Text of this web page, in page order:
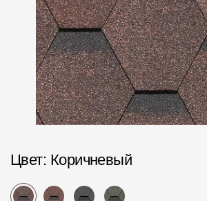
Пластиковые водосточные системы
Металлические водосточные системы
Водосборник
Чердачные лестницы
Документация
Документация
Цвет: Коричневый